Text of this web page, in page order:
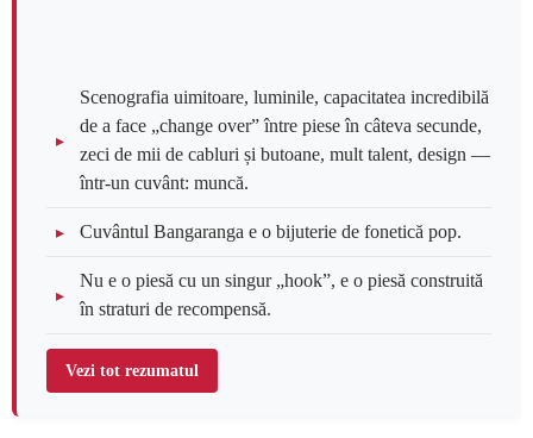
Scenografia uimitoare, luminile, capacitatea incredibilă
de a face „change over” între piese în câteva secunde,
zeci de mii de cabluri și butoane, mult talent, design —
într-un cuvânt: muncă.
Cuvântul Bangaranga e o bijuterie de fonetică pop.
Nu e o piesă cu un singur „hook”, e o piesă construită
în straturi de recompensă.
Vezi tot rezumatul